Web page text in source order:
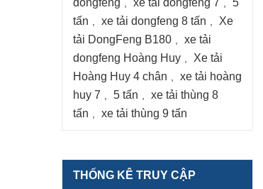
dongfeng
xe tải dongfeng 7
5
tấn
xe tải dongfeng 8 tấn
Xe
tải DongFeng B180
xe tải
dongfeng Hoàng Huy
Xe tải
Hoàng Huy 4 chân
xe tải hoàng
huy 7
5 tấn
xe tải thùng 8
tấn
xe tải thùng 9 tấn
THỐNG KÊ TRUY CẬP